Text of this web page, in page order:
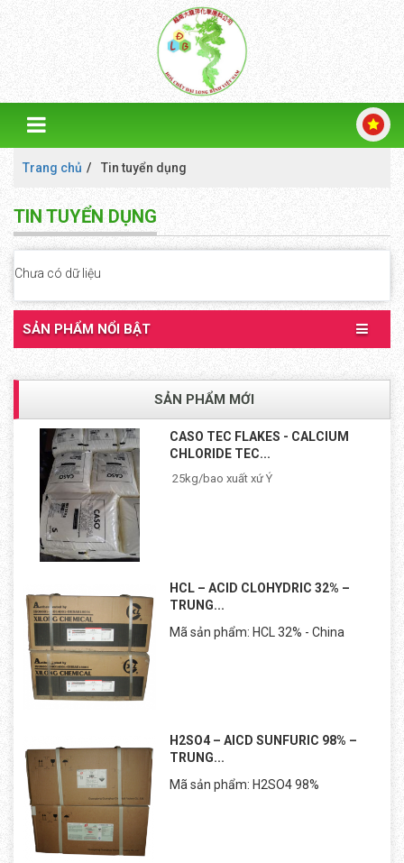
Trang chủ Tin tuyển dụng
TIN TUYỂN DỤNG
Chưa có dữ liệu
SẢN PHẨM NỔI BẬT
SẢN PHẨM MỚI
CASO TEC FLAKES - CALCIUM
CHLORIDE TEC...
25kg/bao xuất xứ Ý
HCL – ACID CLOHYDRIC 32% –
TRUNG...
Mã sản phẩm: HCL 32% - China
H2SO4 – AICD SUNFURIC 98% –
TRUNG...
Mã sản phẩm: H2SO4 98%